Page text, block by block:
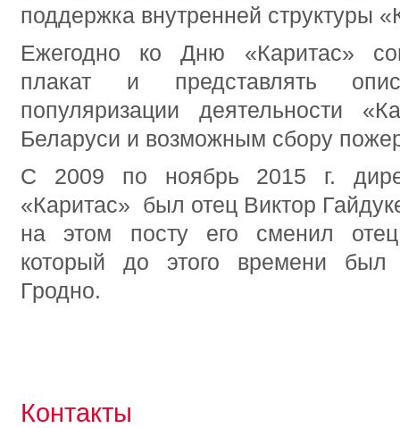
поддержка внутренней структуры
Ежегодно ко Дню «Каритас»
плакат и представлять
популяризации деятельности
Беларуси и возможным сбору
С 2009 по ноябрь 2015 г.
«Каритас» был отец Виктор
на этом посту его сменил
который до этого времени был
Гродно.
Контакты